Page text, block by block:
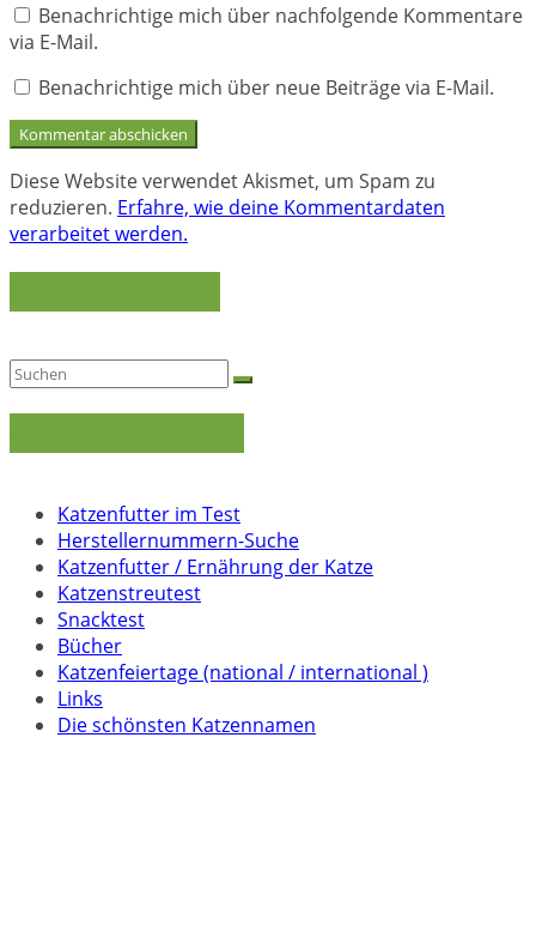
Benachrichtige mich über nachfolgende Kommentare
via E-Mail.
Benachrichtige mich über neue Beiträge via E-Mail.
Diese Website verwendet Akismet, um Spam zu
reduzieren. Erfahre, wie deine Kommentardaten
verarbeitet werden.
Katzenfutter im Test
Herstellernummern-Suche
Katzenfutter / Ernährung der Katze
Katzenstreutest
Snacktest
Bücher
Katzenfeiertage (national / international )
Links
Die schönsten Katzennamen